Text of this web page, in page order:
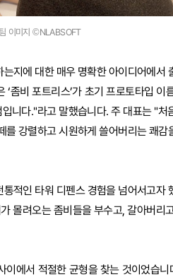
이미지 ©NLABSOFT
지에 대한 매우 명확한 아이디어에서
좀비 포트리스’가 초기 프로토타입 이
니다."라고 말했습니다. 주 대표는 "처
강렬하고 시원하게 쓸어버리는 쾌감
적인 타워 디펜스 경험을 넘어서고자
몰려오는 좀비들을 부수고, 갈아버리
이에서 적절한 균형을 찾는 것이었습